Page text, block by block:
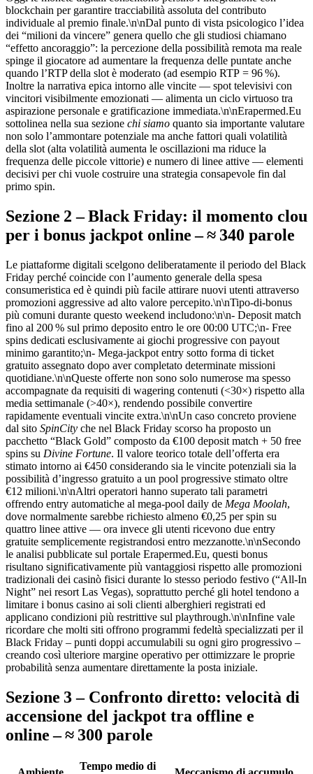
blockchain per garantire tracciabilità assoluta del contributo
individuale al premio finale.\n\nDal punto di vista psicologico l’idea
dei “milioni da vincere” genera quello che gli studiosi chiamano
“effetto ancoraggio”: la percezione della possibilità remota ma reale
spinge il giocatore ad aumentare la frequenza delle puntate anche
quando l’RTP della slot è moderato (ad esempio RTP = 96 %).
Inoltre la narrativa epica intorno alle vincite — spot televisivi con
vincitori visibilmente emozionati — alimenta un ciclo virtuoso tra
aspirazione personale e gratificazione immediata.\n\nErapermed.Eu
sottolinea nella sua sezione chi siamo quanto sia importante valutare
non solo l’ammontare potenziale ma anche fattori quali volatilità
della slot (alta volatilità aumenta le oscillazioni ma riduce la
frequenza delle piccole vittorie) e numero di linee attive — elementi
decisivi per chi vuole costruire una strategia consapevole fin dal
primo spin.
Sezione 2 – Black Friday: il momento clou
per i bonus jackpot online – ≈ 340 parole
Le piattaforme digitali scelgono deliberatamente il periodo del Black
Friday perché coincide con l’aumento generale della spesa
consumeristica ed è quindi più facile attirare nuovi utenti attraverso
promozioni aggressive ad alto valore percepito.\n\nTipo‑di‑bonus
più comuni durante questo weekend includono:\n\n- Deposit match
fino al 200 % sul primo deposito entro le ore 00:00 UTC;\n- Free
spins dedicati esclusivamente ai giochi progressive con payout
minimo garantito;\n- Mega‑jackpot entry sotto forma di ticket
gratuito assegnato dopo aver completato determinate missioni
quotidiane.\n\nQueste offerte non sono solo numerose ma spesso
accompagnate da requisiti di wagering contenuti (<30×) rispetto alla
media settimanale (>40×), rendendo possibile convertire
rapidamente eventuali vincite extra.\n\nUn caso concreto proviene
dal sito SpinCity che nel Black Friday scorso ha proposto un
pacchetto “Black Gold” composto da €100 deposit match + 50 free
spins su Divine Fortune. Il valore teorico totale dell’offerta era
stimato intorno ai €450 considerando sia le vincite potenziali sia la
possibilità d’ingresso gratuito a un pool progressive stimato oltre
€12 milioni.\n\nAltri operatori hanno superato tali parametri
offrendo entry automatiche al mega‑pool daily de Mega Moolah,
dove normalmente sarebbe richiesto almeno €0,25 per spin su
quattro linee attive — ora invece gli utenti ricevono due entry
gratuite semplicemente registrandosi entro mezzanotte.\n\nSecondo
le analisi pubblicate sul portale Erapermed.Eu, questi bonus
risultano significativamente più vantaggiosi rispetto alle promozioni
tradizionali dei casinò fisici durante lo stesso periodo festivo (“All‑In
Night” nei resort Las Vegas), soprattutto perché gli hotel tendono a
limitare i bonus casino ai soli clienti alberghieri registrati ed
applicano condizioni più restrittive sul playthrough.\n\nInfine vale
ricordare che molti siti offrono programmi fedeltà specializzati per il
Black Friday – punti doppi accumulabili su ogni giro progressivo –
creando così ulteriore margine operativo per ottimizzare le proprie
probabilità senza aumentare direttamente la posta iniziale.
Sezione 3 – Confronto diretto: velocità di
accensione del jackpot tra offline e
online – ≈ 300 parole
Tempo medio di